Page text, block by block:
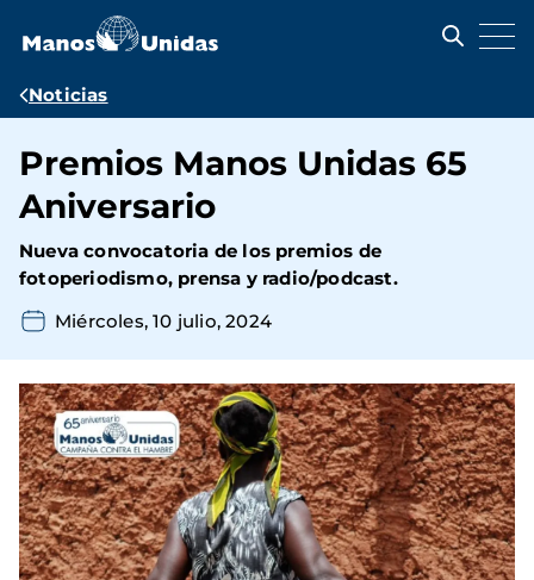
contenido
Ruta
navegación
Noticias
Premios Manos Unidas 65
Aniversario
Nueva convocatoria de los premios de
fotoperiodismo, prensa y radio/podcast.
Miércoles, 10 julio, 2024